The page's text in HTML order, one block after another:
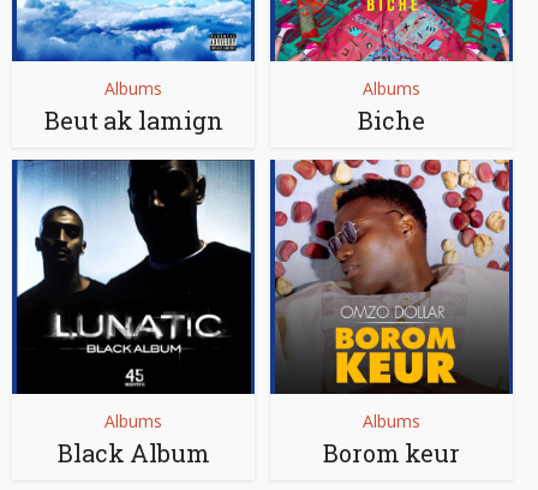
Albums
Beut ak lamign
Albums
Biche
Albums
Black Album
Albums
Borom keur